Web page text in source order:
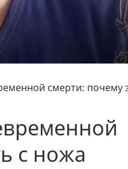
смерти: почему
с ножа